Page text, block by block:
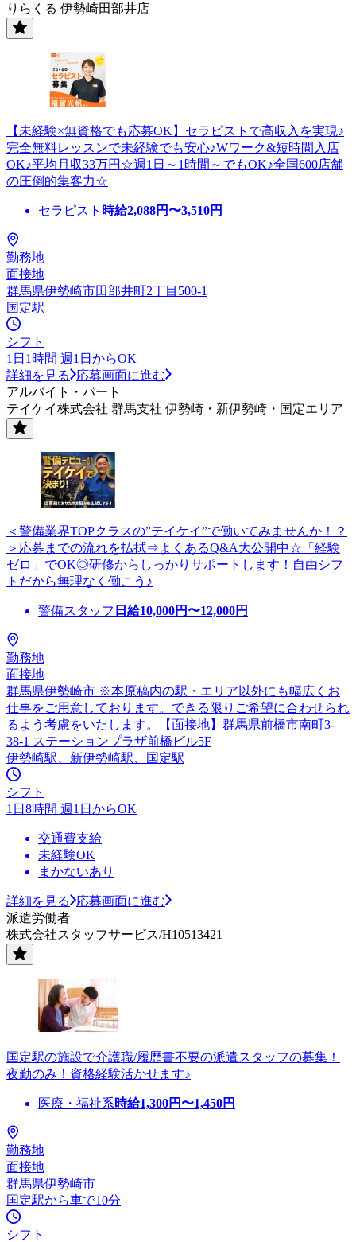
りらくる 伊勢崎田部井店
【未経験×無資格でも応募OK】セラピストで高収入を実現♪
完全無料レッスンで未経験でも安心♪Wワーク&短時間入店
OK♪平均月収33万円☆週1日～1時間～でもOK♪全国600店舗
の圧倒的集客力☆
セラピスト 時給2,088円〜3,510円
勤務地
面接地
群馬県伊勢崎市田部井町2丁目500-1
国定駅
シフト
1日1時間 週1日からOK
詳細を見る
応募画面に進む
アルバイト・パート
テイケイ株式会社 群馬支社 伊勢崎・新伊勢崎・国定エリア
＜警備業界TOPクラスの”テイケイ”で働いてみませんか！？
＞応募までの流れを払拭⇒よくあるQ&A大公開中☆「経験
ゼロ」でOK◎研修からしっかりサポートします！自由シフ
トだから無理なく働こう♪
警備スタッフ 日給10,000円〜12,000円
勤務地
面接地
群馬県伊勢崎市 ※本原稿内の駅・エリア以外にも幅広くお
仕事をご用意しております。できる限りご希望に合わせられ
るよう考慮をいたします。【面接地】群馬県前橋市南町3-
38-1 ステーションプラザ前橋ビル5F
伊勢崎駅、新伊勢崎駅、国定駅
シフト
1日8時間 週1日からOK
交通費支給
未経験OK
まかないあり
詳細を見る
応募画面に進む
派遣労働者
株式会社スタッフサービス/H10513421
国定駅の施設で介護職/履歴書不要の派遣スタッフの募集！
夜勤のみ！資格経験活かせます♪
医療・福祉系時給1,300円〜1,450円
勤務地
面接地
群馬県伊勢崎市
国定駅から車で10分
シフト